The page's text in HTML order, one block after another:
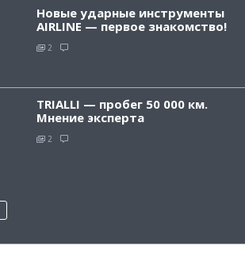
Новые ударные инструменты
AIRLINE — первое знакомство!
2
TRIALLI — пробег 50 000 км.
Мнение эксперта
2